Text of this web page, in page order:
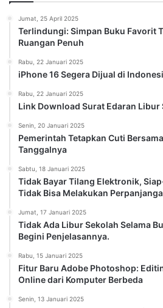
Jumat, 25 April 2025
Terlindungi: Simpan Buku Favorit
Ruangan Penuh
Rabu, 22 Januari 2025
iPhone 16 Segera Dijual di
Rabu, 22 Januari 2025
Link Download Surat Edaran Libur
Senin, 20 Januari 2025
Pemerintah Tetapkan Cuti
Tanggalnya
Sabtu, 18 Januari 2025
Tidak Bayar Tilang Elektronik,
Tidak Bisa Melakukan
Jumat, 17 Januari 2025
Tidak Ada Libur Sekolah Selama
Begini Penjelasannya.
Rabu, 15 Januari 2025
Fitur Baru Adobe Photoshop:
Online dari Komputer Berbeda
Senin, 13 Januari 2025